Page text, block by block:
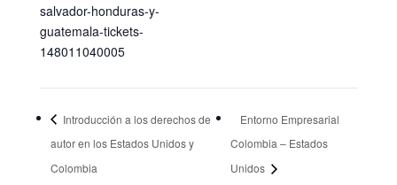
salvador-honduras-y-
guatemala-tickets-
148011040005
Introducción a los derechos de
autor en los Estados Unidos y
Colombia
Entorno Empresarial
Colombia – Estados
Unidos